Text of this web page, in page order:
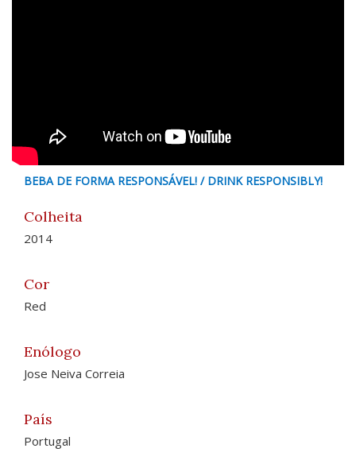
BEBA DE FORMA RESPONSÁVEL! / DRINK RESPONSIBLY!
Colheita
2014
Cor
Red
Enólogo
Jose Neiva Correia
País
Portugal